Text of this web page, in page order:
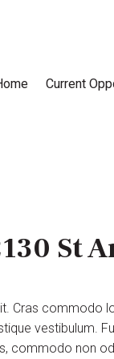
Current
St
Cras commodo
vestibulum.
commodo non